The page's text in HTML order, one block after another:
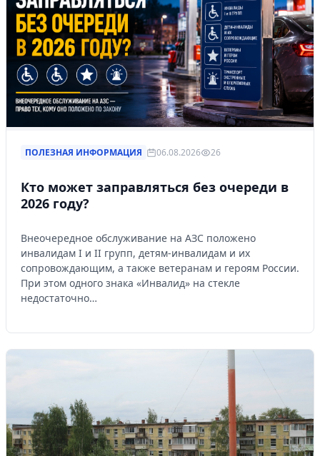
ПОЛЕЗНАЯ ИНФОРМАЦИЯ 06.08.2026 26
Кто может заправляться без очереди в
2026 году?
Внеочередное обслуживание на АЗС положено
инвалидам I и II групп, детям-инвалидам и их
сопровождающим, а также ветеранам и героям России.
При этом одного знака «Инвалид» на стекле
недостаточно…